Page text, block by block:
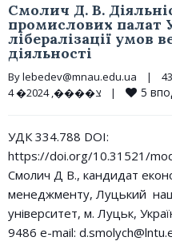
Смолич Д. В.
промислових палат
лібералізації умов
діяльності
By lebedev@mnau.edu.ua |
| 5
УДК 334.788 DOI:
https://doi.org/10.31521/
Смолич Д В., кандидат
менеджменту, Луцький
університет, м. Луцьк,
9486 e-mail: